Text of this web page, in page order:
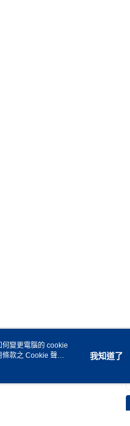
變更電腦的 cookie
條款之 Cookie 聲明
我知道了